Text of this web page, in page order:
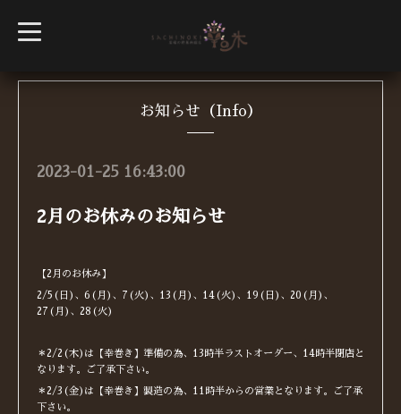
t
o
l
お知らせ（Info）
2023-01-25 16:43:00
2月のお休みのお知らせ
【2月のお休み】
2/5(日)、6(月)、7(火)、13(月)、14(火)、19(日)、20(月)、
27(月)、28(火)
＊2/2(木)は【幸巻き】準備の為、13時半ラストオーダー、14時半閉店と
なります。ご了承下さい。
＊2/3(金)は【幸巻き】製造の為、11時半からの営業となります。ご了承
下さい。